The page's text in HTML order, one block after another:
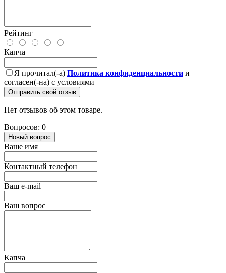
Рейтинг
Капча
Я прочитал(-а) Политика конфиденциальности и
согласен(-на) с условиями
Отправить свой отзыв
Нет отзывов об этом товаре.
Вопросов: 0
Новый вопрос
Ваше имя
Контактный телефон
Ваш e-mail
Ваш вопрос
Капча